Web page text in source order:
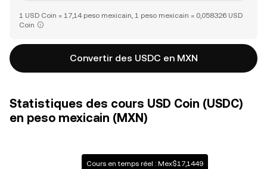
1 USD Coin = 17,14 peso mexicain, 1 peso mexicain = 0,058326 USD
Coin
Convertir des USDC en MXN
Statistiques des cours USD Coin (USDC)
en peso mexicain (MXN)
Cours en temps réel : Mex$17,1449